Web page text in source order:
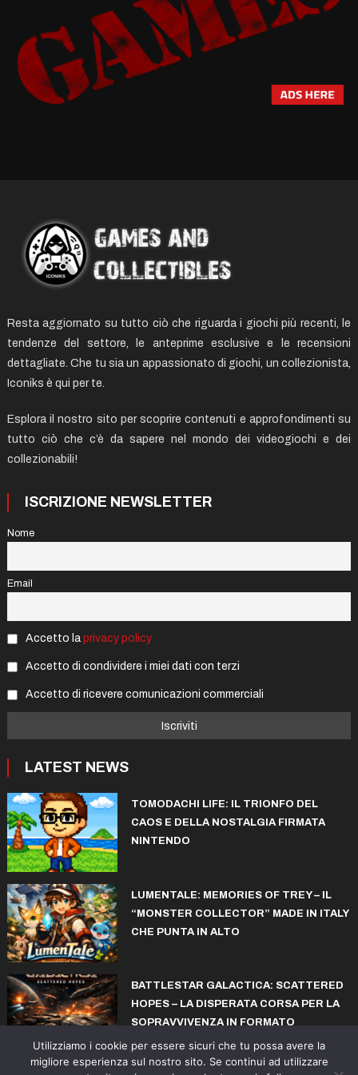
Resta aggiornato su tutto ciò che riguarda i giochi più recenti, le
tendenze del settore, le anteprime esclusive e le recensioni
dettagliate. Che tu sia un appassionato di giochi, un collezionista,
Iconiks è qui per te.
Esplora il nostro sito per scoprire contenuti e approfondimenti su
tutto ciò che c’è da sapere nel mondo dei videogiochi e dei
collezionabili!
ISCRIZIONE NEWSLETTER
Nome
Email
Accetto la privacy policy
Accetto di condividere i miei dati con terzi
Accetto di ricevere comunicazioni commerciali
LATEST NEWS
TOMODACHI LIFE: IL TRIONFO DEL
CAOS E DELLA NOSTALGIA FIRMATA
NINTENDO
LUMENTALE: MEMORIES OF TREY – IL
“MONSTER COLLECTOR” MADE IN ITALY
CHE PUNTA IN ALTO
BATTLESTAR GALACTICA: SCATTERED
HOPES – LA DISPERATA CORSA PER LA
SOPRAVVIVENZA IN FORMATO
ROGUELITE
Utilizziamo i cookie per essere sicuri che tu possa avere la
migliore esperienza sul nostro sito. Se continui ad utilizzare